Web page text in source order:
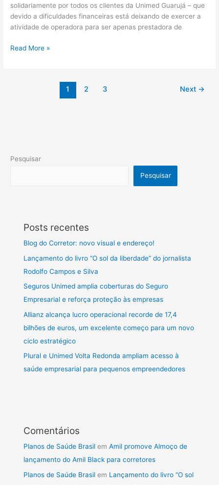
solidariamente por todos os clientes da Unimed Guarujá – que
devido a dificuldades financeiras está deixando de exercer a
atividade de operadora para ser apenas prestadora de
Read More »
1 2 3 Next →
Pesquisar
Pesquisar
Posts recentes
Blog do Corretor: novo visual e endereço!
Lançamento do livro “O sol da liberdade” do jornalista
Rodolfo Campos e Silva
Seguros Unimed amplia coberturas do Seguro
Empresarial e reforça proteção às empresas
Allianz alcança lucro operacional recorde de 17,4
bilhões de euros, um excelente começo para um novo
ciclo estratégico
Plural e Unimed Volta Redonda ampliam acesso à
saúde empresarial para pequenos empreendedores
Comentários
Planos de Saúde Brasil emAmil promove Almoço de
lançamento do Amil Black para corretores
Planos de Saúde Brasil em Lançamento do livro “O sol